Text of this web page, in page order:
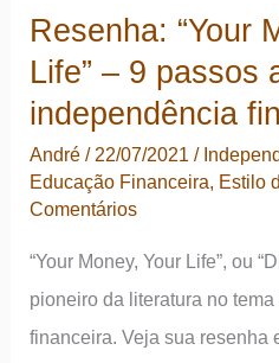
sobre
carro
por
assinatura
Resenha: “Your
Life” – 9 passos
independência
André/ 22/07/2021/
Educação Financeira, Estilo
Comentários
“Your Money, Your Life”, ou
pioneiro da literatura no
financeira. Veja sua resenha